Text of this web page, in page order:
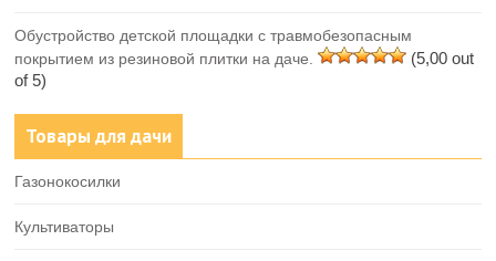
Обустройство детской площадки с травмобезопасным
покрытием из резиновой плитки на даче.
(5,00 out
of 5)
Товары для дачи
Газонокосилки
Культиваторы